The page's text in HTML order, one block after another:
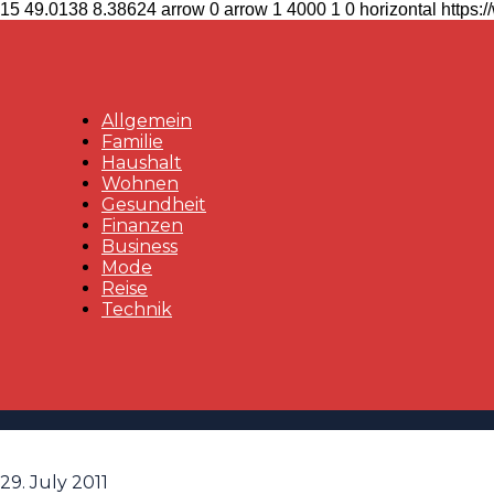
15 49.0138 8.38624 arrow 0 arrow 1 4000 1 0 horizontal
Allgemein
Familie
Haushalt
Wohnen
Gesundheit
Finanzen
Business
Mode
Reise
Technik
29. July 2011